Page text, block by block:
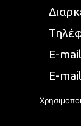
E-
E-